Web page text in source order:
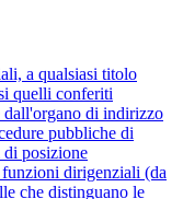
a qualsiasi titolo
quelli conferiti
dall'organo di indirizzo
pubbliche di
di posizione
dirigenziali (da
che distinguano le